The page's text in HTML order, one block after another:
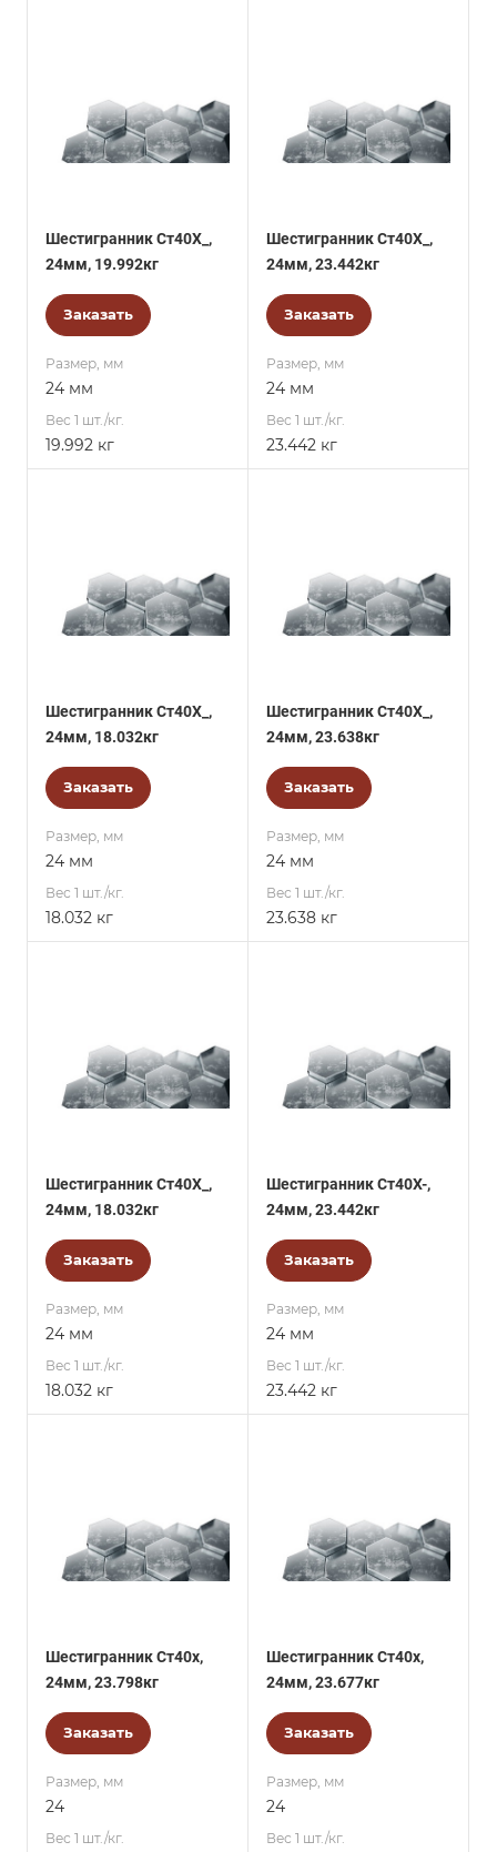
Шестигранник Ст40Х_,
24мм, 19.992кг
Заказать
Размер, мм
24 мм
Вес 1 шт./кг.
19.992 кг
Шестигранник Ст40Х_,
24мм, 23.442кг
Заказать
Размер, мм
24 мм
Вес 1 шт./кг.
23.442 кг
Шестигранник Ст40Х_,
24мм, 18.032кг
Заказать
Размер, мм
24 мм
Вес 1 шт./кг.
18.032 кг
Шестигранник Ст40Х_,
24мм, 23.638кг
Заказать
Размер, мм
24 мм
Вес 1 шт./кг.
23.638 кг
Шестигранник Ст40Х_,
24мм, 18.032кг
Заказать
Размер, мм
24 мм
Вес 1 шт./кг.
18.032 кг
Шестигранник Ст40Х-,
24мм, 23.442кг
Заказать
Размер, мм
24 мм
Вес 1 шт./кг.
23.442 кг
Шестигранник Ст40х,
24мм, 23.798кг
Заказать
Размер, мм
24
Вес 1 шт./кг.
Шестигранник Ст40х,
24мм, 23.677кг
Заказать
Размер, мм
24
Вес 1 шт./кг.